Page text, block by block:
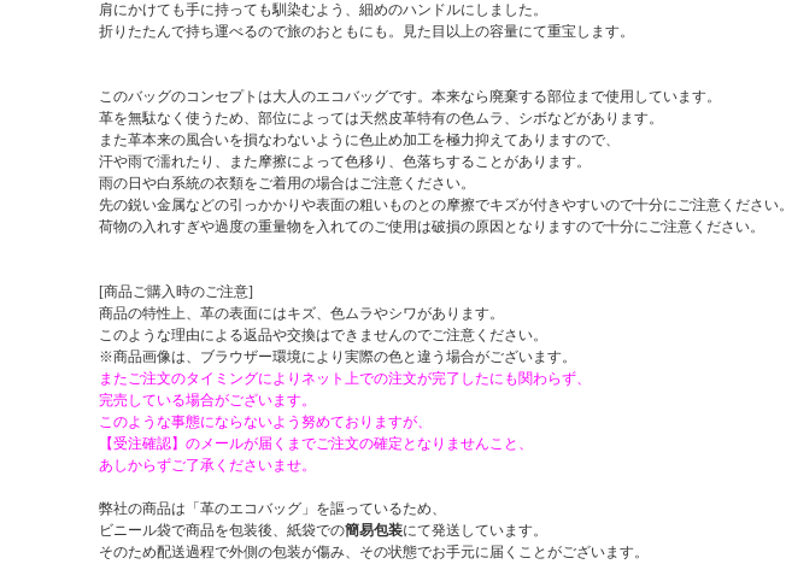
肩にかけても手に持っても馴染むよう、細めのハンドルにしました。
折りたたんで持ち運べるので旅のおともにも。見た目以上の容量にて重宝します。
このバッグのコンセプトは大人のエコバッグです。本来なら廃棄する部位まで使用しています。
革を無駄なく使うため、部位によっては天然皮革特有の色ムラ、シボなどがあります。
また革本来の風合いを損なわないように色止め加工を極力抑えてありますので、
汗や雨で濡れたり、また摩擦によって色移り、色落ちすることがあります。
雨の日や白系統の衣類をご着用の場合はご注意ください。
先の鋭い金属などの引っかかりや表面の粗いものとの摩擦でキズが付きやすいので十分にご注意ください。
荷物の入れすぎや過度の重量物を入れてのご使用は破損の原因となりますので十分にご注意ください。
[商品ご購入時のご注意]
商品の特性上、革の表面にはキズ、色ムラやシワがあります。
このような理由による返品や交換はできませんのでご注意ください。
※商品画像は、ブラウザー環境により実際の色と違う場合がございます。
またご注文のタイミングによりネット上での注文が完了したにも関わらず、
完売している場合がございます。
このような事態にならないよう努めておりますが、
【受注確認】のメールが届くまでご注文の確定となりませんこと、
あしからずご了承くださいませ。
弊社の商品は「革のエコバッグ」を謳っているため、
ビニール袋で商品を包装後、紙袋での簡易包装にて発送しています。
そのため配送過程で外側の包装が傷み、その状態でお手元に届くことがございます。